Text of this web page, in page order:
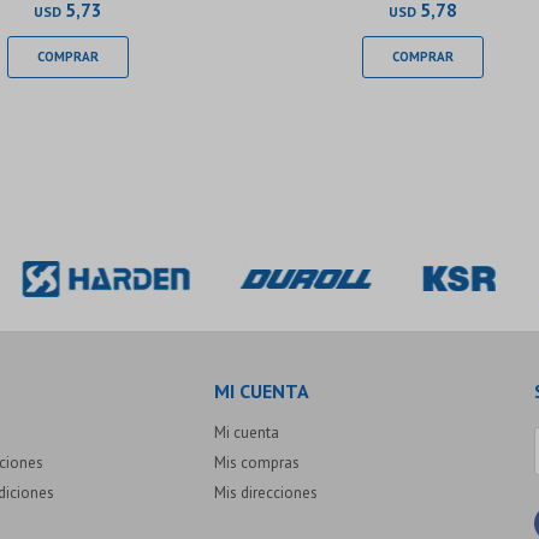
USD 5,73 USD 5,78
MI CUENTA
Mi cuenta
Mis compras
Mis direcciones